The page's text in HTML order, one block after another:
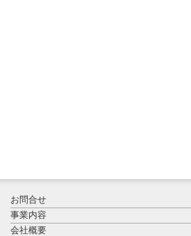
お問合せ
事業内容
会社概要